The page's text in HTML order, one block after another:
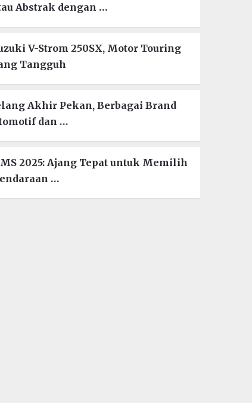
Abstrak dengan …
V-Strom 250SX, Motor Touring
Tangguh
Akhir Pekan, Berbagai Brand
dan …
2025: Ajang Tepat untuk Memilih
…